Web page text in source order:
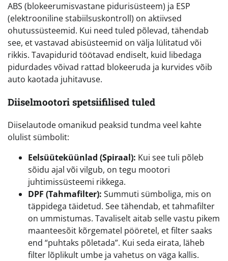
ABS (blokeerumisvastane pidurisüsteem) ja ESP
(elektrooniline stabiilsuskontroll) on aktiivsed
ohutussüsteemid. Kui need tuled põlevad, tähendab
see, et vastavad abisüsteemid on välja lülitatud või
rikkis. Tavapidurid töötavad endiselt, kuid libedaga
pidurdades võivad rattad blokeeruda ja kurvides võib
auto kaotada juhitavuse.
Diiselmootori spetsiifilised tuled
Diiselautode omanikud peaksid tundma veel kahte
olulist sümbolit:
Eelsüüteküünlad (Spiraal): Kui see tuli põleb
sõidu ajal või vilgub, on tegu mootori
juhtimissüsteemi rikkega.
DPF (Tahmafilter): Summuti sümboliga, mis on
täppidega täidetud. See tähendab, et tahmafilter
on ummistumas. Tavaliselt aitab selle vastu pikem
maanteesõit kõrgematel pööretel, et filter saaks
end “puhtaks põletada”. Kui seda eirata, läheb
filter lõplikult umbe ja vahetus on väga kallis.